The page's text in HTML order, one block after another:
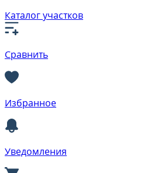
Каталог участков
Сравнить
Избранное
Уведомления